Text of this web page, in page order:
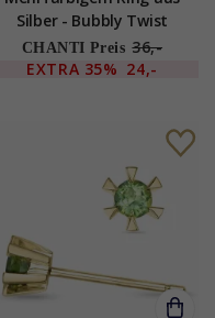
Silber - Bubbly Twist
CHANTI Preis 36,-
EXTRA 35% 24,-